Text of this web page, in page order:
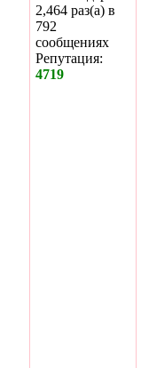
2,464 раз(а) в
792
сообщениях
Репутация:
4719